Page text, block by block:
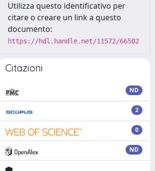
Utilizza questo identificativo per
citare o creare un link a questo
documento:
https://hdl.handle.net/11572/66502
Citazioni
ND
2
0
ND